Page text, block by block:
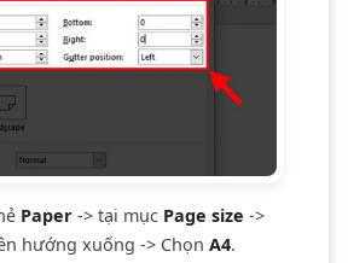
Paper -> tại mục Page size ->
hướng xuống -> Chọn A4.